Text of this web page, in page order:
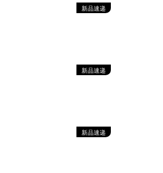
新品速递
新品速递
新品速递